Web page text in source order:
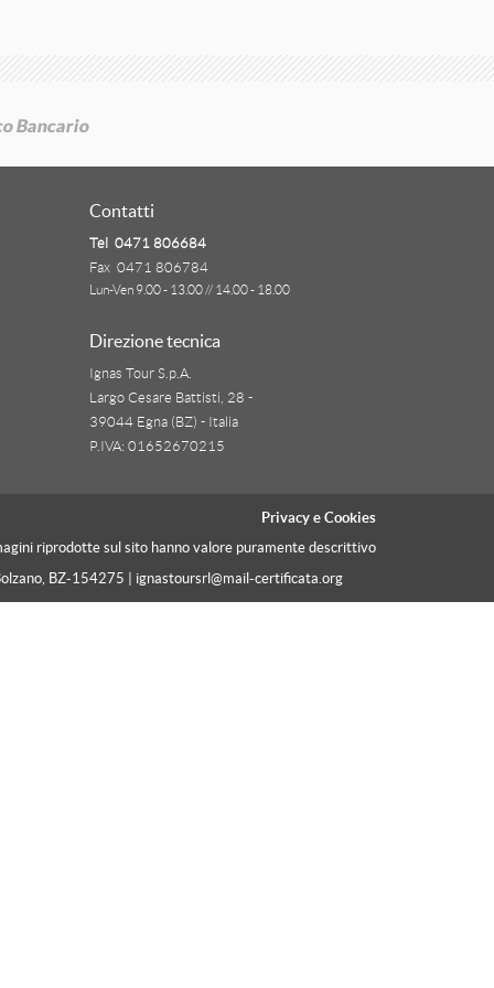
Contatti
Tel 0471 806684
Fax 0471 806784
Lun-Ven 9.00 - 13.00 // 14.00 - 18.00
Direzione tecnica
Ignas Tour S.p.A.
Largo Cesare Battisti, 28 -
39044 Egna (BZ) - Italia
P.IVA: 01652670215
Privacy e Cookies
riprodotte sul sito hanno valore puramente descrittivo
BZ-154275 | ignastoursrl@mail-certificata.org